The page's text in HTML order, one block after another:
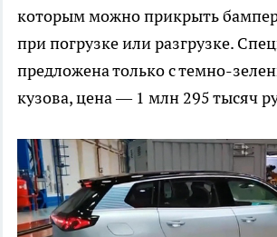
которым можно прикрыть
при погрузке или разгрузке.
предложена только с темно-
кузова, цена — 1 млн 295 тысяч